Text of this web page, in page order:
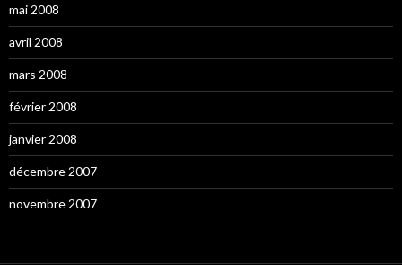
mai 2008
avril 2008
mars 2008
février 2008
janvier 2008
décembre 2007
novembre 2007